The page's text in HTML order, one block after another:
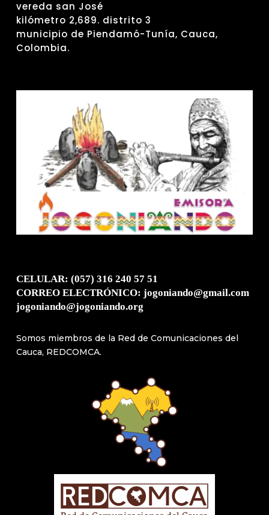
vereda san José
kilómetro 2,689. distrito 3
municipio de Piendamó-Tunía, Cauca,
Colombia.
CELULAR: (057) 316 240 57 51
CORREO ELECTRÓNICO: jogoniando@gmail.com
jogoniando@jogoniando.org
Somos miembros de la Red de Comunicaciones del
Cauca, REDCOMCA.